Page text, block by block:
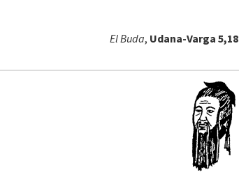
El Buda, Udana-Varga 5,18